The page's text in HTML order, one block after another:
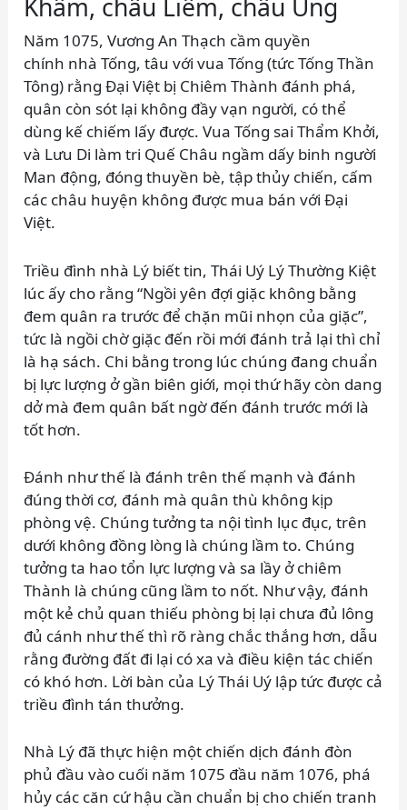
Khâm, châu Liêm, châu Ung
Năm 1075, Vương An Thạch cầm quyền
chính nhà Tống, tâu với vua Tống (tức Tống Thần
Tông) rằng Đại Việt bị Chiêm Thành đánh phá,
quân còn sót lại không đầy vạn người, có thể
dùng kế chiếm lấy được. Vua Tống sai Thẩm Khởi,
và Lưu Di làm tri Quế Châu ngầm dấy binh người
Man động, đóng thuyền bè, tập thủy chiến, cấm
các châu huyện không được mua bán với Đại
Việt.
Triều đình nhà Lý biết tin, Thái Uý Lý Thường Kiệt
lúc ấy cho rằng “Ngồi yên đợi giặc không bằng
đem quân ra trước để chặn mũi nhọn của giặc”,
tức là ngồi chờ giặc đến rồi mới đánh trả lại thì chỉ
là hạ sách. Chi bằng trong lúc chúng đang chuẩn
bị lực lượng ở gần biên giới, mọi thứ hãy còn dang
dở mà đem quân bất ngờ đến đánh trước mới là
tốt hơn.
Đánh như thế là đánh trên thế mạnh và đánh
đúng thời cơ, đánh mà quân thù không kịp
phòng vệ. Chúng tưởng ta nội tình lục đục, trên
dưới không đồng lòng là chúng lầm to. Chúng
tưởng ta hao tổn lực lượng và sa lầy ở chiêm
Thành là chúng cũng lầm to nốt. Như vậy, đánh
một kẻ chủ quan thiếu phòng bị lại chưa đủ lông
đủ cánh như thế thì rõ ràng chắc thắng hơn, dẫu
rằng đường đất đi lại có xa và điều kiện tác chiến
có khó hơn. Lời bàn của Lý Thái Uý lập tức được cả
triều đình tán thưởng.
Nhà Lý đã thực hiện một chiến dịch đánh đòn
phủ đầu vào cuối năm 1075 đầu năm 1076, phá
hủy các căn cứ hậu cần chuẩn bị cho chiến tranh